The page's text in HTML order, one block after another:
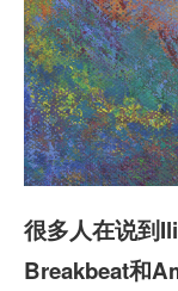
很多人在说到
Breakbeat和